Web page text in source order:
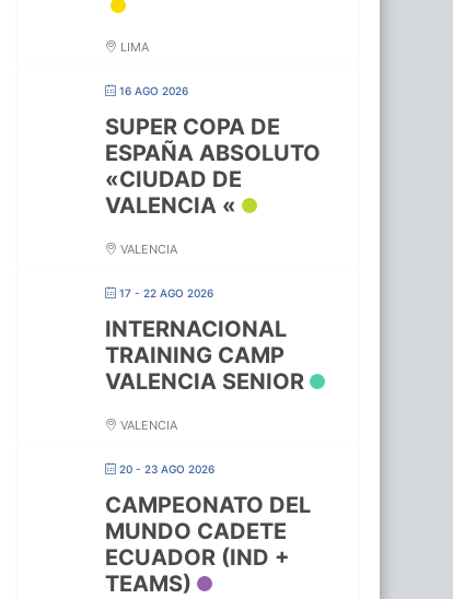
LIMA
16 AGO 2026
SUPER COPA DE
ESPAÑA ABSOLUTO
«CIUDAD DE
VALENCIA «
VALENCIA
17 - 22 AGO 2026
INTERNACIONAL
TRAINING CAMP
VALENCIA SENIOR
VALENCIA
20 - 23 AGO 2026
CAMPEONATO DEL
MUNDO CADETE
ECUADOR (IND +
TEAMS)